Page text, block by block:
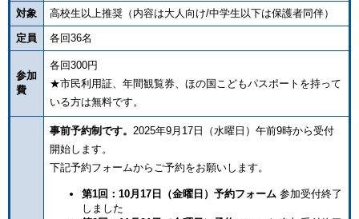
対象 高校生以上推奨（内容は大人向け/中学生以下は保護者同伴）
定員 各回36名
参加
費
各回300円
★市民利用証、年間観覧券、ほの国こどもパスポートを持って
いる方は無料です。
事前予約制です。 2025年9月17日（水曜日）午前9時から受付
開始します。
下記予約フォームからご予約をお願いします。
第1回：10月17日（金曜日）予約フォーム参加受付終了
しました